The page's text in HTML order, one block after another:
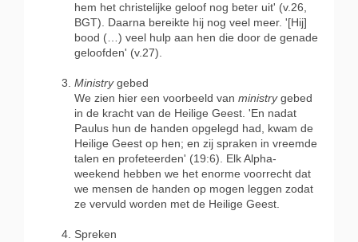
hem het christelijke geloof nog beter uit' (v.26,
BGT). Daarna bereikte hij nog veel meer. '[Hij]
bood (…) veel hulp aan hen die door de genade
geloofden' (v.27).
Ministrygebed
We zien hier een voorbeeld van ministrygebed
in de kracht van de Heilige Geest. 'En nadat
Paulus hun de handen opgelegd had, kwam de
Heilige Geest op hen; en zij spraken in vreemde
talen en profeteerden' (19:6). Elk Alpha-
weekend hebben we het enorme voorrecht dat
we mensen de handen op mogen leggen zodat
ze vervuld worden met de Heilige Geest.
Spreken